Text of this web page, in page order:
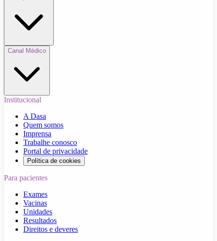
Canal Médico
Institucional
A Dasa
Quem somos
Imprensa
Trabalhe conosco
Portal de privacidade
Política de cookies
Para pacientes
Exames
Vacinas
Unidades
Resultados
Direitos e deveres